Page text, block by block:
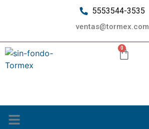
5553544-3535
ventas@tormex.com
0